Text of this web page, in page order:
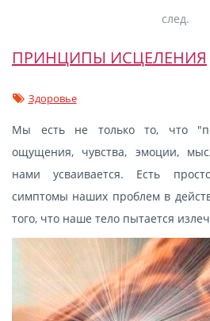
след.
ПРИНЦИПЫ ИСЦЕЛЕНИЯ
Здоровье
Мы есть не только то, что
ощущения, чувства, эмоции,
нами усваивается. Есть
симптомы наших проблем в
того, что наше тело пытается